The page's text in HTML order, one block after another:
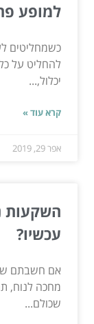
למופע
כשמחליטים
להחליט על
יכלול,...
קרא עוד »
אפר 29, 2019
השקעות
עכשיו?
אם חשבתם
מחכה לנוח,
שכולם...